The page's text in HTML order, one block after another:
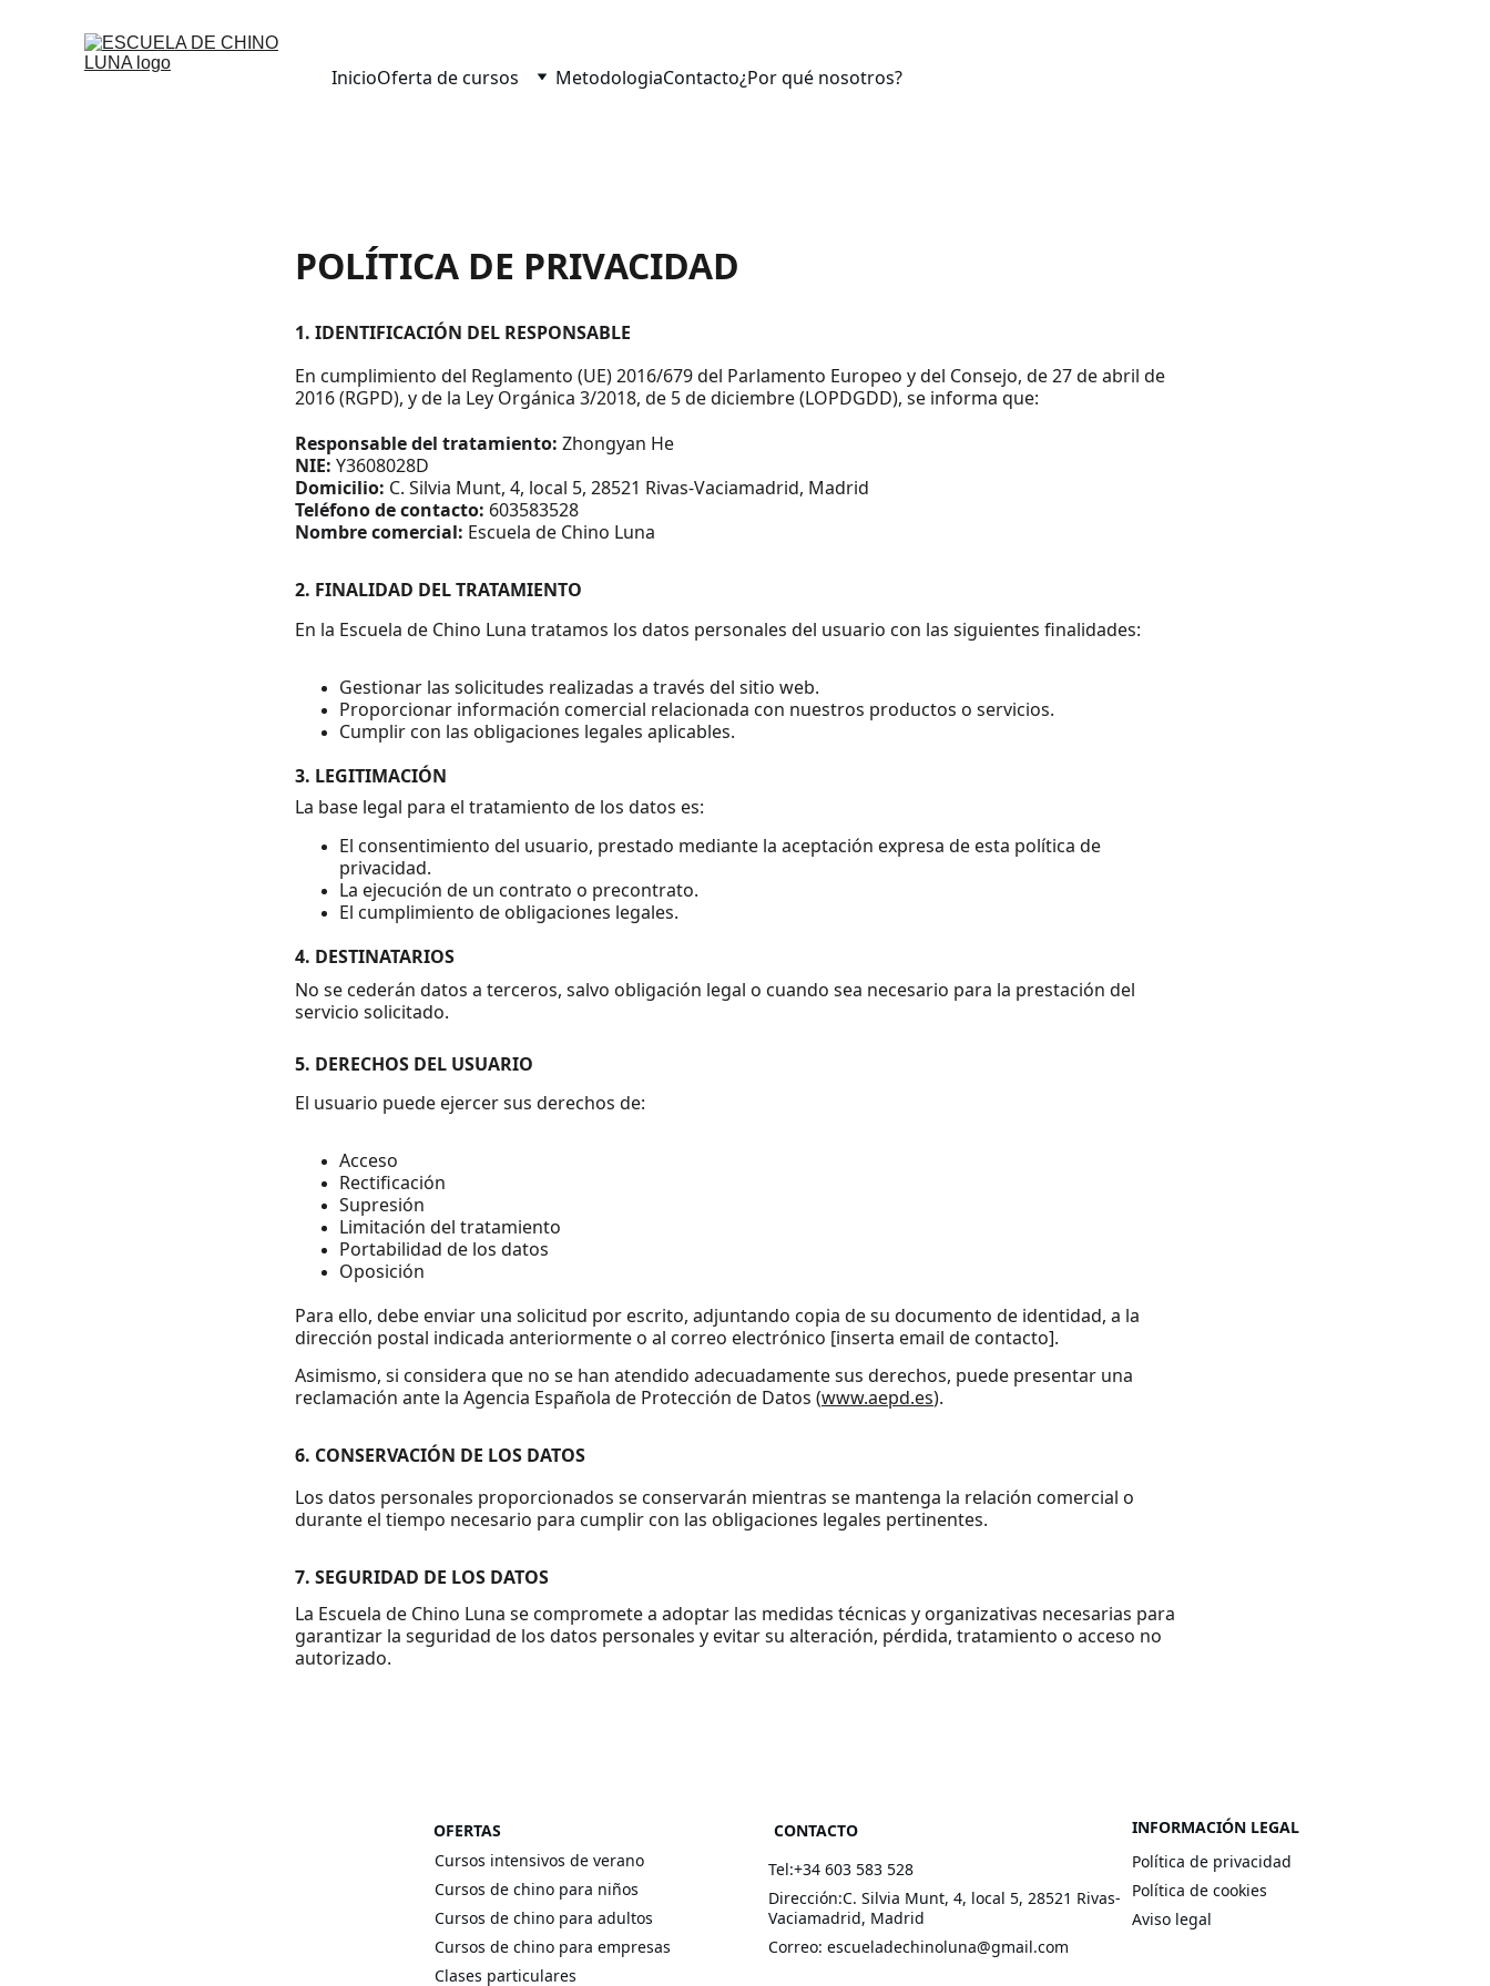
InicioOferta de cursos MetodologiaContacto¿Por qué nosotros?
POLÍTICA DE PRIVACIDAD
1. IDENTIFICACIÓN DEL RESPONSABLE
En cumplimiento del Reglamento (UE) 2016/679 del Parlamento Europeo y del Consejo, de 27 de abril de
2016 (RGPD), y de la Ley Orgánica 3/2018, de 5 de diciembre (LOPDGDD), se informa que:
Responsable del tratamiento: Zhongyan He
NIE: Y3608028D
Domicilio: C. Silvia Munt, 4, local 5, 28521 Rivas-Vaciamadrid, Madrid
Teléfono de contacto: 603583528
Nombre comercial: Escuela de Chino Luna
2. FINALIDAD DEL TRATAMIENTO
En la Escuela de Chino Luna tratamos los datos personales del usuario con las siguientes finalidades:
Gestionar las solicitudes realizadas a través del sitio web.
Proporcionar información comercial relacionada con nuestros productos o servicios.
Cumplir con las obligaciones legales aplicables.
3. LEGITIMACIÓN
La base legal para el tratamiento de los datos es:
El consentimiento del usuario, prestado mediante la aceptación expresa de esta política de
privacidad.
La ejecución de un contrato o precontrato.
El cumplimiento de obligaciones legales.
4. DESTINATARIOS
No se cederán datos a terceros, salvo obligación legal o cuando sea necesario para la prestación del
servicio solicitado.
5. DERECHOS DEL USUARIO
El usuario puede ejercer sus derechos de:
Acceso
Rectificación
Supresión
Limitación del tratamiento
Portabilidad de los datos
Oposición
Para ello, debe enviar una solicitud por escrito, adjuntando copia de su documento de identidad, a la
dirección postal indicada anteriormente o al correo electrónico [inserta email de contacto].
Asimismo, si considera que no se han atendido adecuadamente sus derechos, puede presentar una
reclamación ante la Agencia Española de Protección de Datos (www.aepd.es).
6. CONSERVACIÓN DE LOS DATOS
Los datos personales proporcionados se conservarán mientras se mantenga la relación comercial o
durante el tiempo necesario para cumplir con las obligaciones legales pertinentes.
7. SEGURIDAD DE LOS DATOS
La Escuela de Chino Luna se compromete a adoptar las medidas técnicas y organizativas necesarias para
garantizar la seguridad de los datos personales y evitar su alteración, pérdida, tratamiento o acceso no
autorizado.
Política de privacidad
Política de cookies
Aviso legal
OFERTAS
Tel:+34 603 583 528
Dirección:C. Silvia Munt, 4, local 5, 28521 Rivas-
Vaciamadrid, Madrid
Correo: escueladechinoluna@gmail.com
INFORMACIÓN LEGAL
CONTACTO
Cursos intensivos de verano
Cursos de chino para niños
Cursos de chino para adultos
Cursos de chino para empresas
Clases particulares